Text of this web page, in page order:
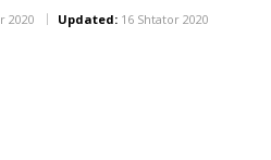
2020 Updated: 16 Shtator 2020